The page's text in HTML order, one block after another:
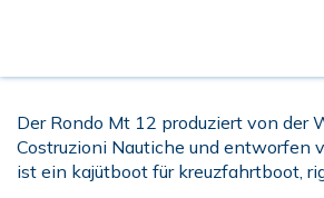
Der Rondo Mt 12 produziert von der
Costruzioni Nautiche und entworfen
ist ein kajütboot für kreuzfahrtboot,